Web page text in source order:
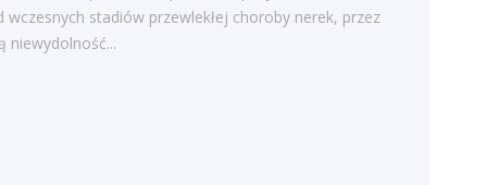
chorych do...
wczesnych stadiów przewlekłej choroby nerek, przez
niewydolność...